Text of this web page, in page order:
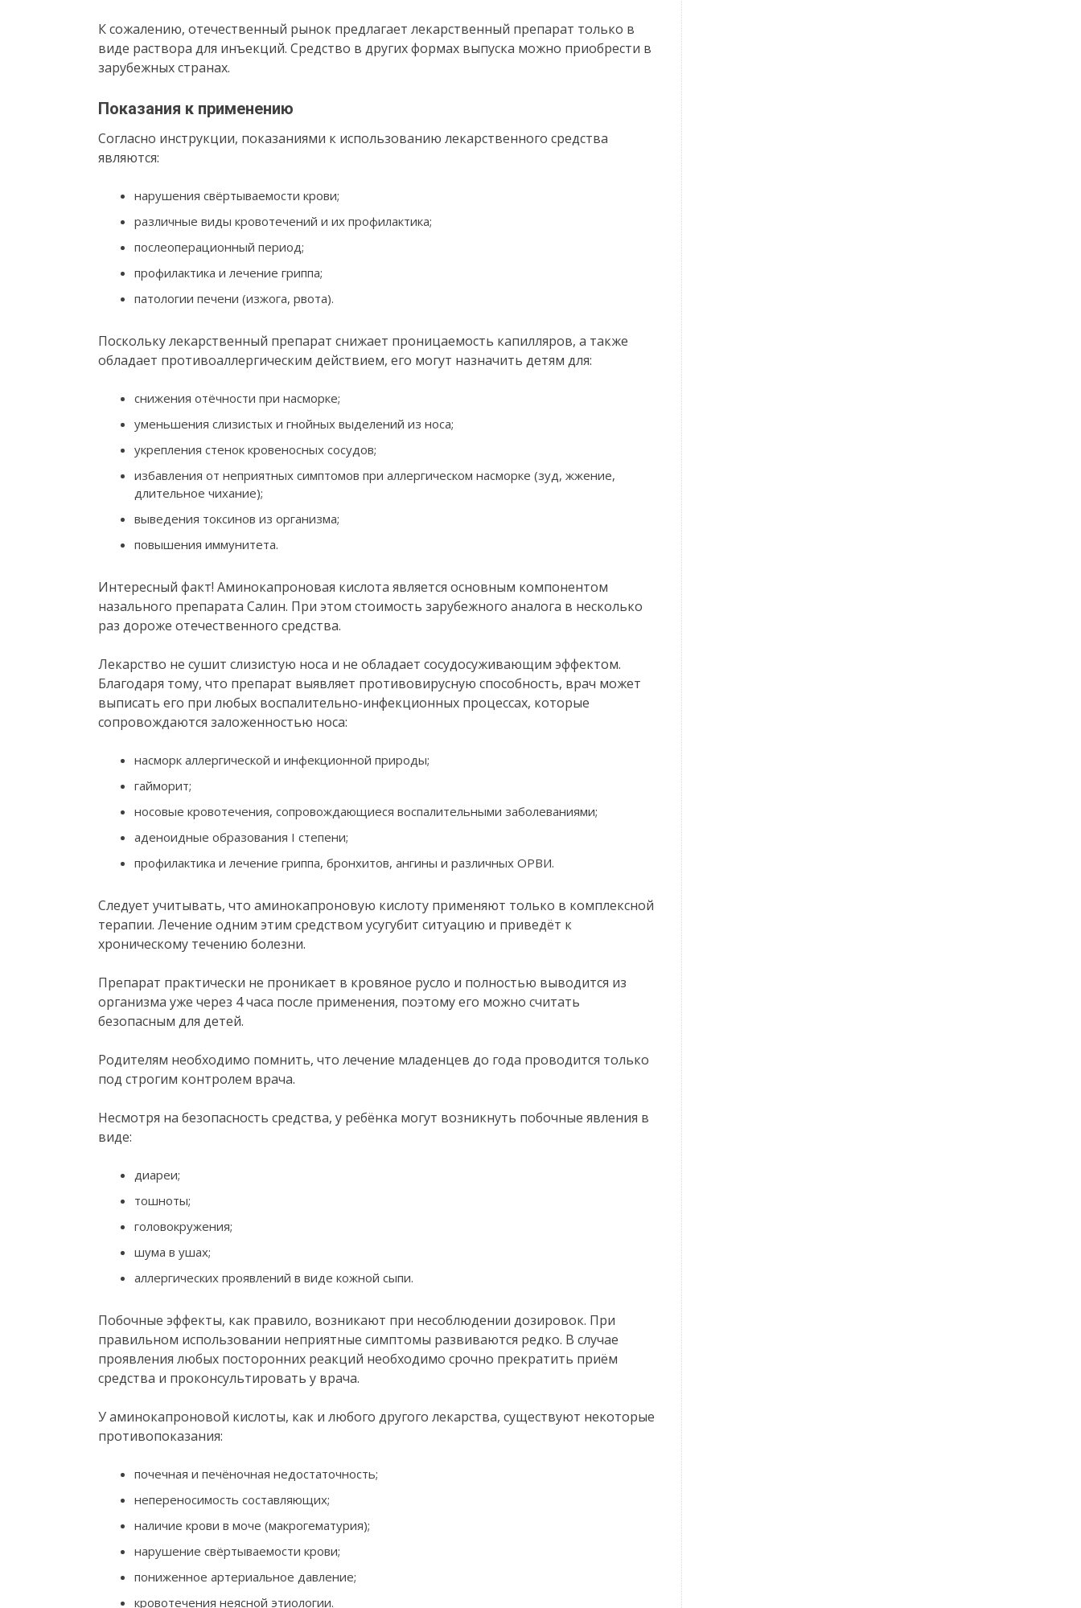
К сожалению, отечественный рынок предлагает лекарственный препарат только в
виде раствора для инъекций. Средство в других формах выпуска можно приобрести в
зарубежных странах.
Показания к применению
Согласно инструкции, показаниями к использованию лекарственного средства
являются:
нарушения свёртываемости крови;
различные виды кровотечений и их профилактика;
послеоперационный период;
профилактика и лечение гриппа;
патологии печени (изжога, рвота).
Поскольку лекарственный препарат снижает проницаемость капилляров, а также
обладает противоаллергическим действием, его могут назначить детям для:
снижения отёчности при насморке;
уменьшения слизистых и гнойных выделений из носа;
укрепления стенок кровеносных сосудов;
избавления от неприятных симптомов при аллергическом насморке (зуд, жжение,
длительное чихание);
выведения токсинов из организма;
повышения иммунитета.
Интересный факт! Аминокапроновая кислота является основным компонентом
назального препарата Салин. При этом стоимость зарубежного аналога в несколько
раз дороже отечественного средства.
Лекарство не сушит слизистую носа и не обладает сосудосуживающим эффектом.
Благодаря тому, что препарат выявляет противовирусную способность, врач может
выписать его при любых воспалительно-инфекционных процессах, которые
сопровождаются заложенностью носа:
насморк аллергической и инфекционной природы;
гайморит;
носовые кровотечения, сопровождающиеся воспалительными заболеваниями;
аденоидные образования I степени;
профилактика и лечение гриппа, бронхитов, ангины и различных ОРВИ.
Следует учитывать, что аминокапроновую кислоту применяют только в комплексной
терапии. Лечение одним этим средством усугубит ситуацию и приведёт к
хроническому течению болезни.
Препарат практически не проникает в кровяное русло и полностью выводится из
организма уже через 4 часа после применения, поэтому его можно считать
безопасным для детей.
Родителям необходимо помнить, что лечение младенцев до года проводится только
под строгим контролем врача.
Несмотря на безопасность средства, у ребёнка могут возникнуть побочные явления в
виде:
диареи;
тошноты;
головокружения;
шума в ушах;
аллергических проявлений в виде кожной сыпи.
Побочные эффекты, как правило, возникают при несоблюдении дозировок. При
правильном использовании неприятные симптомы развиваются редко. В случае
проявления любых посторонних реакций необходимо срочно прекратить приём
средства и проконсультировать у врача.
У аминокапроновой кислоты, как и любого другого лекарства, существуют некоторые
противопоказания:
почечная и печёночная недостаточность;
непереносимость составляющих;
наличие крови в моче (макрогематурия);
нарушение свёртываемости крови;
пониженное артериальное давление;
кровотечения неясной этиологии.